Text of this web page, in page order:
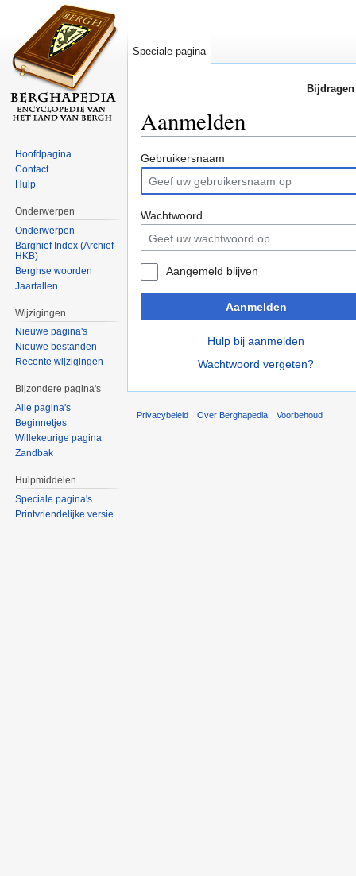
Aanmelden
Gebruikersnaam
Wachtwoord
Aangemeld blijven
Aanmelden
Hulp bij aanmelden
Wachtwoord vergeten?
Speciale pagina
Hoofdpagina
Contact
Hulp
Onderwerpen
Onderwerpen
Barghief Index (Archief
HKB)
Berghse woorden
Jaartallen
Wijzigingen
Nieuwe pagina's
Nieuwe bestanden
Recente wijzigingen
Bijzondere pagina's
Alle pagina's
Beginnetjes
Willekeurige pagina
Zandbak
Hulpmiddelen
Speciale pagina's
Printvriendelijke versie
Privacybeleid Over Berghapedia Voorbehoud